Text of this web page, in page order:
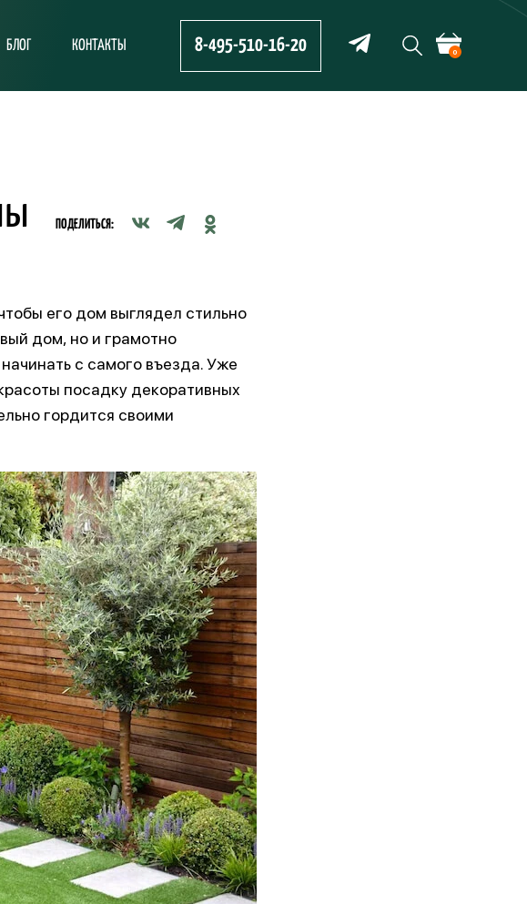
БЛОГ КОНТАКТЫ 8-495-510-16-20 0
ПОДЕЛИТЬСЯ:
его дом выглядел стильно
дом, но и грамотно
с самого въезда. Уже
посадку декоративных
гордится своими